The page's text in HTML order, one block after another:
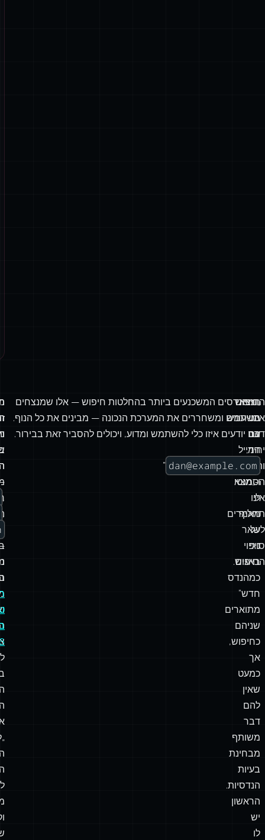
החיפוש
אינו
דבר
יחיד,
והחיפוש
הסמנטי
אינו
תחליף
לשאר
סוגי
החיפוש.
„מצא
משתמש
עם
המייל
dan@example.com
”
ו‑„מצא
לי
מאמרים
על
ניפוי
באגים
כמהנדס
חדש”
מתוארים
שניהם
כחיפוש,
אך
כמעט
שאין
להם
דבר
משותף
מבחינת
בעיות
הנדסיות.
הראשון
יש
לו
המהנדסים המשכנעים ביותר בהחלטות חיפוש — אלו שמנצחים
בטיעונים ומשחררים את המערכת הנכונה — מבינים את כל הנוף.
הם יודעים איזו כלי להשתמש ומדוע, ויכולים להסביר זאת בבירור.
,
,